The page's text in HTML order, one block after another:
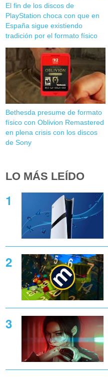
El fin de los discos de
PlayStation choca con que en
España sigue existiendo
tradición por el formato físico
Bethesda presume de formato
físico con Oblivion Remastered
en plena crisis con los discos
de Sony
LO MÁS LEÍDO